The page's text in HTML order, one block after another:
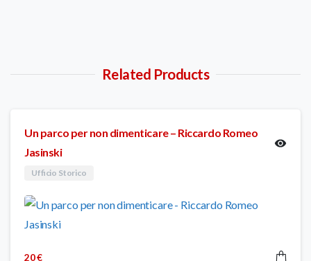
Related Products
Un parco per non dimenticare – Riccardo Romeo
Jasinski
Ufficio Storico
20€